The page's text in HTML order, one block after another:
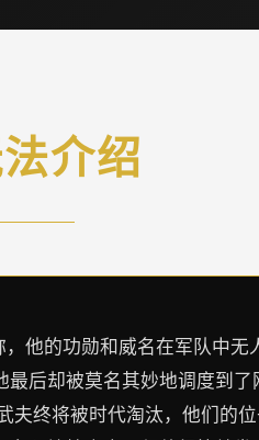
介绍
他的功勋和威名在军队中
后却被莫名其妙地调度到
终将被时代淘汰，他们的